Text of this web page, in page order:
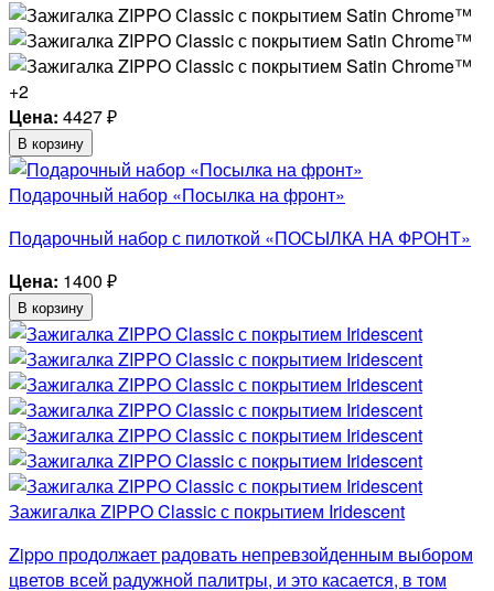
+2
Цена: 4427₽
В корзину
Подарочный набор «Посылка на фронт»
Подарочный набор с пилоткой «ПОСЫЛКА НА ФРОНТ»
Цена: 1400 ₽
В корзину
Зажигалка ZIPPO Classic с покрытием Iridescent
Zippo продолжает радовать непревзойденным выбором
цветов всей радужной палитры, и это касается, в том